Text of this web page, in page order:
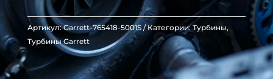
Артикул:Garrett-765418-5001S Категории:Турбины,
Турбины Garrett